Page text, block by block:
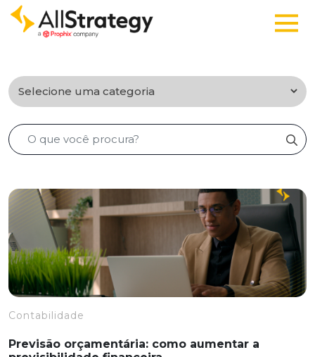
Contabilidade
Previsão orçamentária: como aumentar a